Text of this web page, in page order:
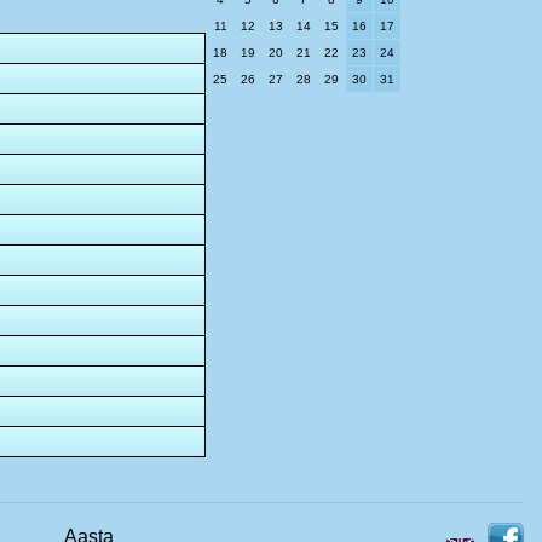
11
12 13 14 15 16
17
18
19 20 21 22 23
24
25
26 27 28 29 30 31
Aasta